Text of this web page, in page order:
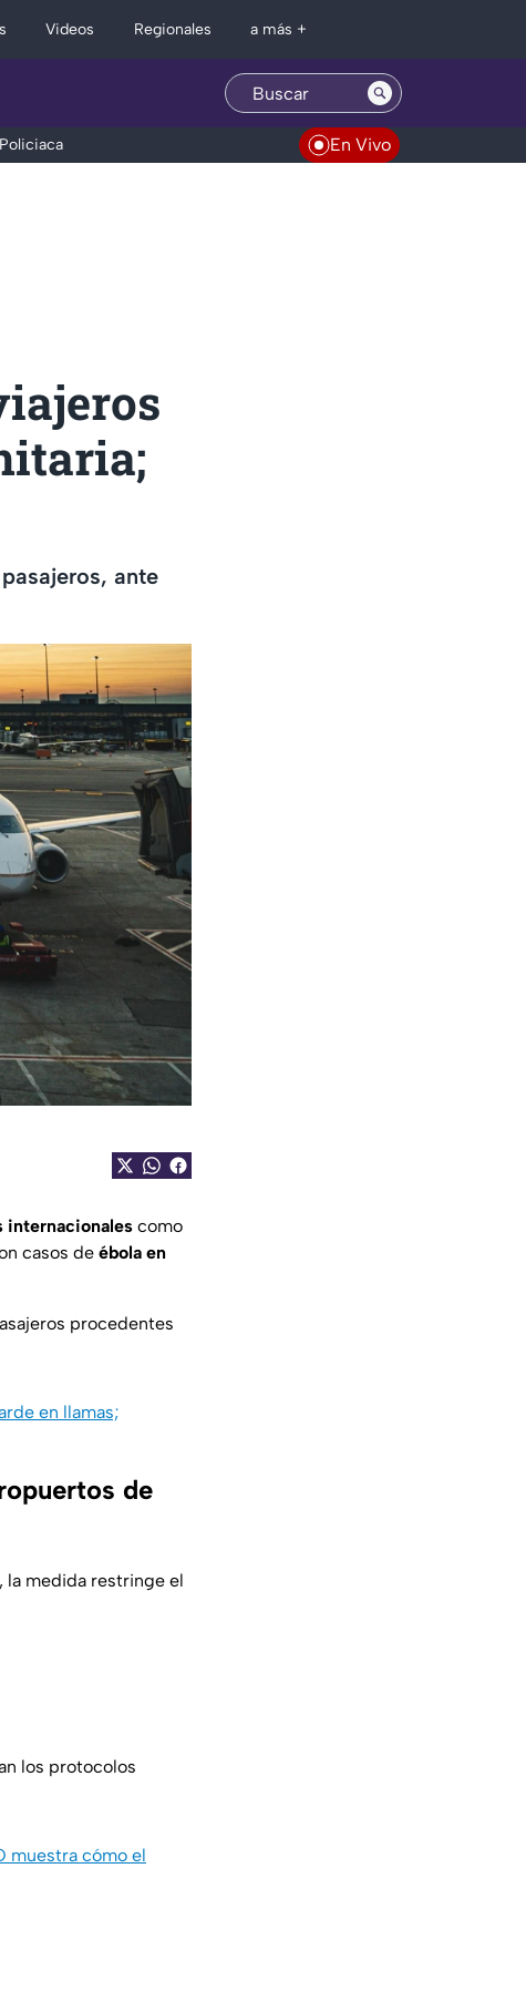
Videos Regionales a más +
Policiaca En Vivo
ante
internacionales como
casos de ébola en
procedentes
en llamas;
de
, la medida restringe el
los protocolos
muestra cómo el